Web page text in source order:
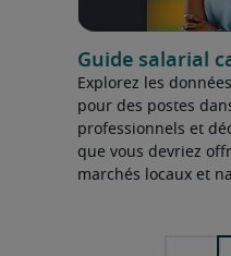
Guide salarial
Explorez les
pour des postes
professionnels et
que vous devriez
marchés locaux et